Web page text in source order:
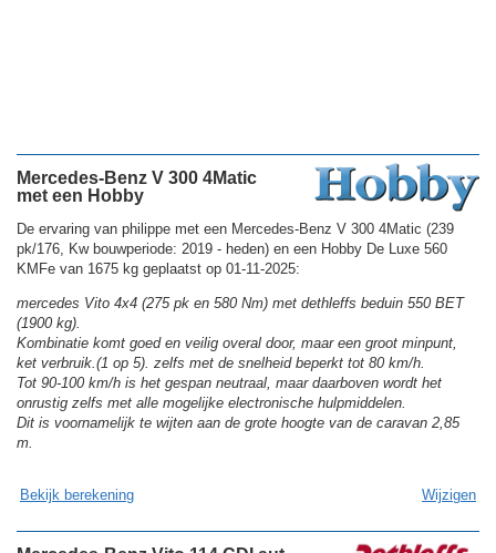
Mercedes-Benz V 300 4Matic
met een Hobby
De ervaring van philippe met een Mercedes-Benz V 300 4Matic (239
pk/176, Kw bouwperiode: 2019 - heden) en een Hobby De Luxe 560
KMFe van 1675 kg geplaatst op 01-11-2025:
mercedes Vito 4x4 (275 pk en 580 Nm) met dethleffs beduin 550 BET
(1900 kg).
Kombinatie komt goed en veilig overal door, maar een groot minpunt,
ket verbruik.(1 op 5). zelfs met de snelheid beperkt tot 80 km/h.
Tot 90-100 km/h is het gespan neutraal, maar daarboven wordt het
onrustig zelfs met alle mogelijke electronische hulpmiddelen.
Dit is voornamelijk te wijten aan de grote hoogte van de caravan 2,85
m.
Bekijk berekening Wijzigen